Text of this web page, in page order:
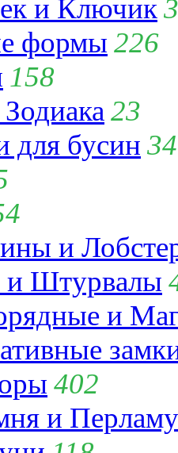
и Ключик
формы 226
158
23
для бусин 34
и
и Штурвалы
и
402
и